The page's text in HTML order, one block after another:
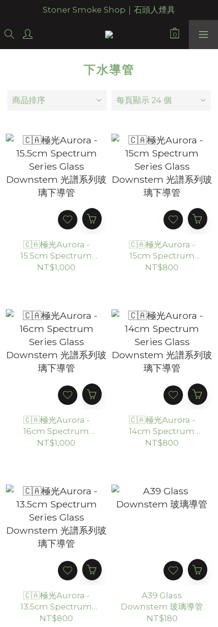
Stoner Smoke Shop｜石頭人煙具
下水導管
商品排序 每頁顯示 24 個
🇨🇦極光Aurora -
15.5cm Spectrum
Series Glass
NT$1,000
🇨🇦極光Aurora -
15cm Spectrum
Series Glass
NT$800
🇨🇦極光Aurora -
16cm Spectrum
Series Glass
NT$1,000
🇨🇦極光Aurora -
14cm Spectrum
Series Glass
NT$800
🇨🇦極光Aurora -
13.5cm Spectrum
Series Glass
NT$800
A39 Glass
Downstem 玻璃導管
NT$180